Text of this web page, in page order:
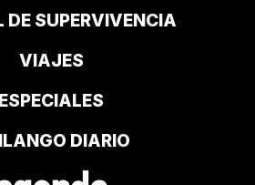
SUPERVIVENCIA
VIAJES
ESPECIALES
DIARIO